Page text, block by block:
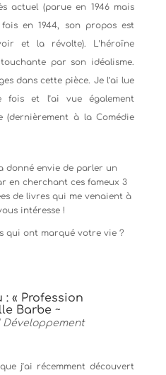
actuel (parue en 1946 mais
en 1944, son propos est
et la révolte). L’héroïne
par son idéalisme.
dans cette pièce. Je l’ai lue
fois et l’ai vue également
(dernièrement à la Comédie
donné envie de parler un
en cherchant ces fameux 3
de livres qui me venaient à
intéresse !
qui ont marqué votre vie ?
« Profession
Barbe ~
Développement
j’ai récemment découvert